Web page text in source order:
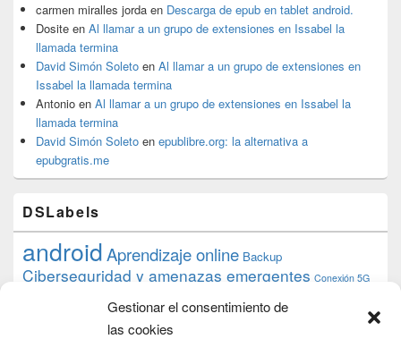
Gestionar el consentimiento de
las cookies
carmen miralles jorda en Descarga de epub en tablet android.
Dosite en Al llamar a un grupo de extensiones en Issabel la
llamada termina
David Simón Soleto en Al llamar a un grupo de extensiones en
Issabel la llamada termina
Antonio en Al llamar a un grupo de extensiones en Issabel la
llamada termina
David Simón Soleto en epublibre.org: la alternativa a
epubgratis.me
DSLabels
androidAprendizaje online Backup
Ciberseguridad y amenazas emergentes Conexión 5G
datos debian desarrollo web
Formación Google
iphone